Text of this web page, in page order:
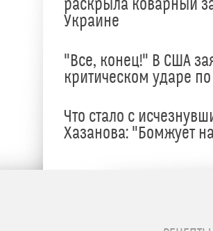
раскрыла коварный
Украине
"Все, конец!" В США
критическом ударе
Что стало с
Хазанова: "Бомжует